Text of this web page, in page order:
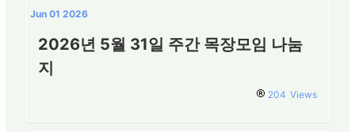
Jun 01 2026
2026년 5월 31일 주간 목장모임 나눔
지
204 Views